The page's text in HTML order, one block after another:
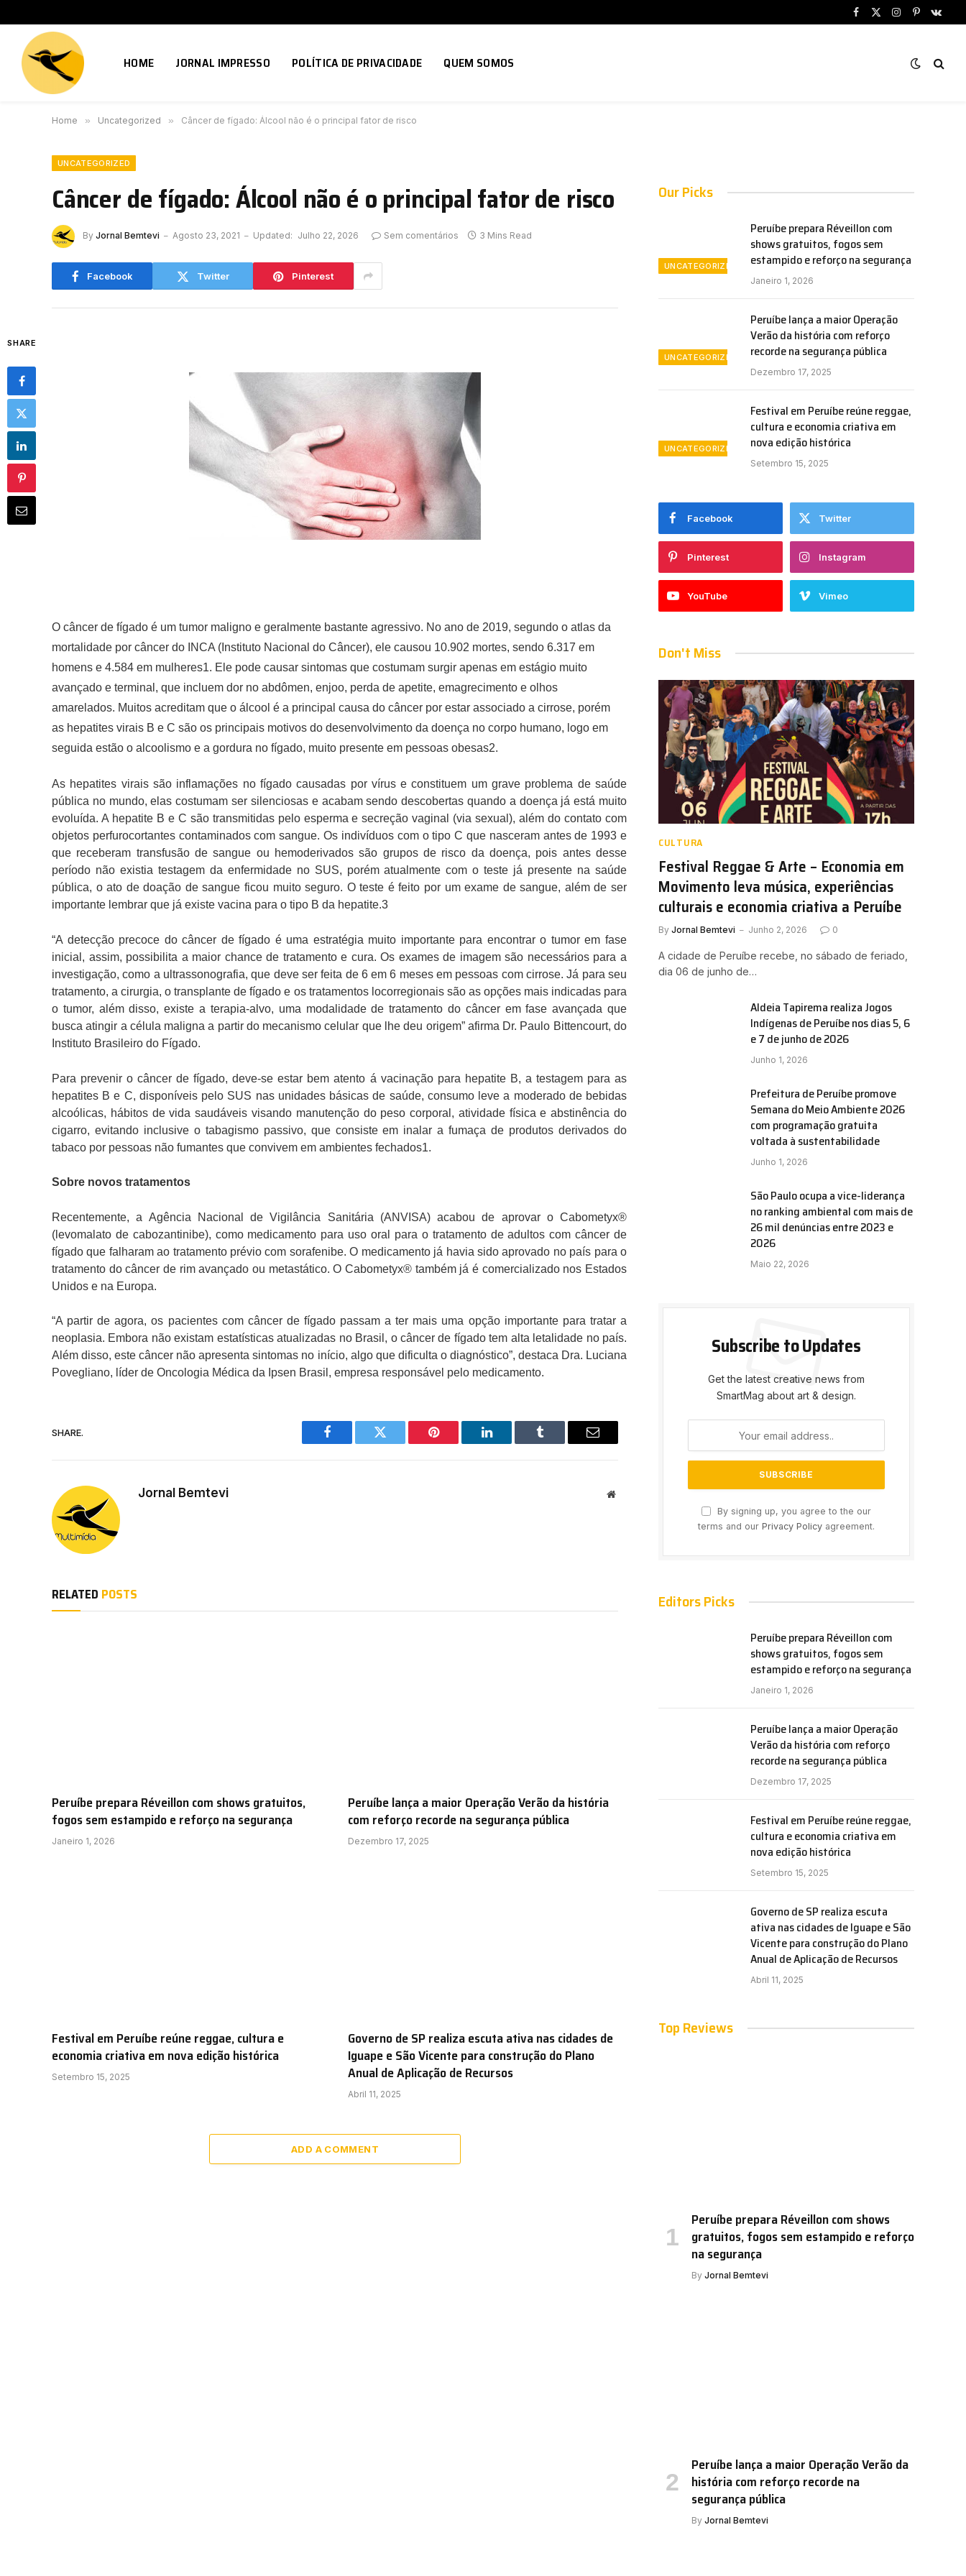
Facebook
X
Instagram
Pinterest
HOME JORNAL IMPRESSO POLÍTICA DE PRIVACIDADE QUEM SOMOS
Home » Uncategorized » Câncer de fígado: Álcool não é o principal fator de risco
UNCATEGORIZED
Câncer de fígado: Álcool não é o principal fator de risco
By Jornal Bemtevi Agosto 23, 2021 Updated: Julho 22, 2026 Sem comentários 3 Mins Read
Facebook Twitter Pinterest
SHARE
O câncer de fígado é um tumor maligno e geralmente bastante agressivo. No ano de 2019, segundo o atlas da
mortalidade por câncer do INCA (Instituto Nacional do Câncer), ele causou 10.902 mortes, sendo 6.317 em
homens e 4.584 em mulheres1. Ele pode causar sintomas que costumam surgir apenas em estágio muito
avançado e terminal, que incluem dor no abdômen, enjoo, perda de apetite, emagrecimento e olhos
amarelados. Muitos acreditam que o álcool é a principal causa do câncer por estar associado a cirrose, porém
as hepatites virais B e C são os principais motivos do desenvolvimento da doença no corpo humano, logo em
seguida estão o alcoolismo e a gordura no fígado, muito presente em pessoas obesas2.
As hepatites virais são inflamações no fígado causadas por vírus e constituem um grave problema de saúde
pública no mundo, elas costumam ser silenciosas e acabam sendo descobertas quando a doença já está muito
evoluída. A hepatite B e C são transmitidas pelo esperma e secreção vaginal (via sexual), além do contato com
objetos perfurocortantes contaminados com sangue. Os indivíduos com o tipo C que nasceram antes de 1993 e
que receberam transfusão de sangue ou hemoderivados são grupos de risco da doença, pois antes desse
período não existia testagem da enfermidade no SUS, porém atualmente com o teste já presente na saúde
pública, o ato de doação de sangue ficou muito seguro. O teste é feito por um exame de sangue, além de ser
importante lembrar que já existe vacina para o tipo B da hepatite.3
“A detecção precoce do câncer de fígado é uma estratégia muito importante para encontrar o tumor em fase
inicial, assim, possibilita a maior chance de tratamento e cura. Os exames de imagem são necessários para a
investigação, como a ultrassonografia, que deve ser feita de 6 em 6 meses em pessoas com cirrose. Já para seu
tratamento, a cirurgia, o transplante de fígado e os tratamentos locorregionais são as opções mais indicadas para
o tumor, além disso, existe a terapia-alvo, uma modalidade de tratamento do câncer em fase avançada que
busca atingir a célula maligna a partir do mecanismo celular que lhe deu origem” afirma Dr. Paulo Bittencourt, do
Instituto Brasileiro do Fígado.
Para prevenir o câncer de fígado, deve-se estar bem atento á vacinação para hepatite B, a testagem para as
hepatites B e C, disponíveis pelo SUS nas unidades básicas de saúde, consumo leve a moderado de bebidas
alcoólicas, hábitos de vida saudáveis visando manutenção do peso corporal, atividade física e abstinência do
cigarro, evitando inclusive o tabagismo passivo, que consiste em inalar a fumaça de produtos derivados do
tabaco por pessoas não fumantes que convivem em ambientes fechados1.
Sobre novos tratamentos
Recentemente, a Agência Nacional de Vigilância Sanitária (ANVISA) acabou de aprovar o Cabometyx®
(levomalato de cabozantinibe), como medicamento para uso oral para o tratamento de adultos com câncer de
fígado que falharam ao tratamento prévio com sorafenibe. O medicamento já havia sido aprovado no país para o
tratamento do câncer de rim avançado ou metastático. O Cabometyx® também já é comercializado nos Estados
Unidos e na Europa.
“A partir de agora, os pacientes com câncer de fígado passam a ter mais uma opção importante para tratar a
neoplasia. Embora não existam estatísticas atualizadas no Brasil, o câncer de fígado tem alta letalidade no país.
Além disso, este câncer não apresenta sintomas no início, algo que dificulta o diagnóstico”, destaca Dra. Luciana
Povegliano, líder de Oncologia Médica da Ipsen Brasil, empresa responsável pelo medicamento.
SHARE.
Facebook Twitter Pinterest LinkedIn Tumblr Email
Jornal Bemtevi Website
RELATED POSTS
Peruíbe prepara Réveillon com shows gratuitos,
fogos sem estampido e reforço na segurança
Janeiro 1, 2026
Peruíbe lança a maior Operação Verão da história
com reforço recorde na segurança pública
Dezembro 17, 2025
Festival em Peruíbe reúne reggae, cultura e
economia criativa em nova edição histórica
Setembro 15, 2025
Governo de SP realiza escuta ativa nas cidades de
Iguape e São Vicente para construção do Plano
Anual de Aplicação de Recursos
Abril 11, 2025
ADD A COMMENT
Our Picks
UNCATEGORIZED
Peruíbe prepara Réveillon com
shows gratuitos, fogos sem
estampido e reforço na segurança
Janeiro 1, 2026
UNCATEGORIZED
Peruíbe lança a maior Operação
Verão da história com reforço
recorde na segurança pública
Dezembro 17, 2025
UNCATEGORIZED
Festival em Peruíbe reúne reggae,
cultura e economia criativa em
nova edição histórica
Setembro 15, 2025
Facebook Twitter
Pinterest Instagram
YouTube Vimeo
Don't Miss
CULTURA
Festival Reggae & Arte – Economia em
Movimento leva música, experiências
culturais e economia criativa a Peruíbe
By Jornal Bemtevi Junho 2, 2026 0
A cidade de Peruíbe recebe, no sábado de feriado,
dia 06 de junho de…
Aldeia Tapirema realiza Jogos
Indígenas de Peruíbe nos dias 5, 6
e 7 de junho de 2026
Junho 1, 2026
Prefeitura de Peruíbe promove
Semana do Meio Ambiente 2026
com programação gratuita
voltada à sustentabilidade
Junho 1, 2026
São Paulo ocupa a vice-liderança
no ranking ambiental com mais de
26 mil denúncias entre 2023 e
2026
Maio 22, 2026
Subscribe to Updates
Get the latest creative news from
SmartMag about art & design.
By signing up, you agree to the our
terms and our Privacy Policy agreement.
Editors Picks
Peruíbe prepara Réveillon com
shows gratuitos, fogos sem
estampido e reforço na segurança
Janeiro 1, 2026
Peruíbe lança a maior Operação
Verão da história com reforço
recorde na segurança pública
Dezembro 17, 2025
Festival em Peruíbe reúne reggae,
cultura e economia criativa em
nova edição histórica
Setembro 15, 2025
Governo de SP realiza escuta
ativa nas cidades de Iguape e São
Vicente para construção do Plano
Anual de Aplicação de Recursos
Abril 11, 2025
Top Reviews
Peruíbe prepara Réveillon com shows
gratuitos, fogos sem estampido e reforço
na segurança
By Jornal Bemtevi
Peruíbe lança a maior Operação Verão da
história com reforço recorde na
segurança pública
By Jornal Bemtevi